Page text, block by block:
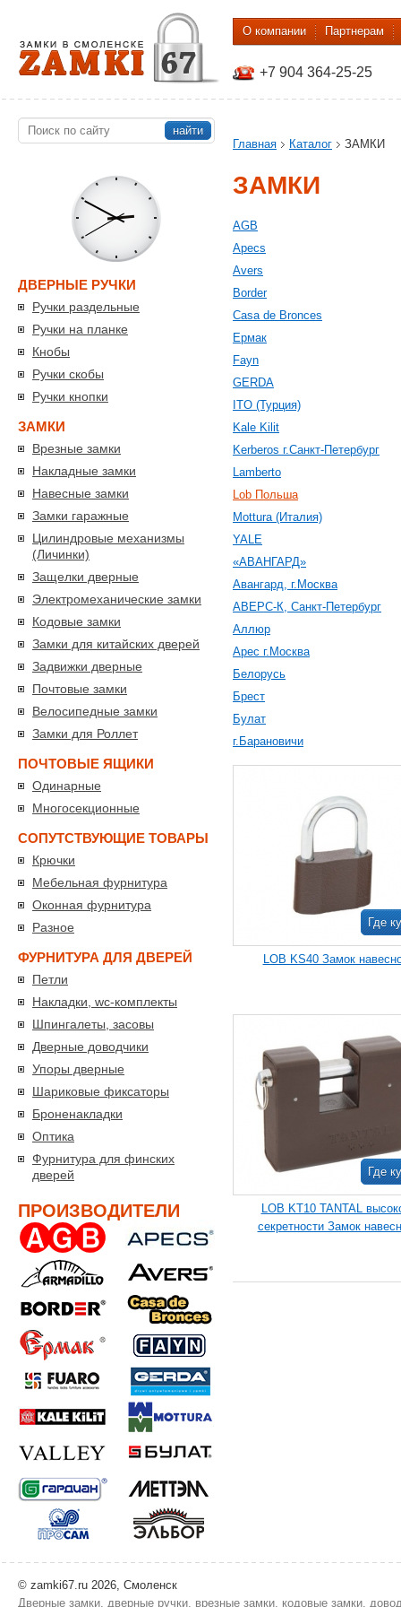
О компании Партнерам
+7 904 364-25-25
найти
ДВЕРНЫЕ РУЧКИ
Ручки раздельные
Ручки на планке
Кнобы
Ручки скобы
Ручки кнопки
ЗАМКИ
Врезные замки
Накладные замки
Навесные замки
Замки гаражные
Цилиндровые механизмы
(Личинки)
Защелки дверные
Электромеханические замки
Кодовые замки
Замки для китайских дверей
Задвижки дверные
Почтовые замки
Велосипедные замки
Замки для Роллет
ПОЧТОВЫЕ ЯЩИКИ
Одинарные
Многосекционные
СОПУТСТВУЮЩИЕ ТОВАРЫ
Крючки
Мебельная фурнитура
Оконная фурнитура
Разное
ФУРНИТУРА ДЛЯ ДВЕРЕЙ
Петли
Накладки, wc-комплекты
Шпингалеты, засовы
Дверные доводчики
Упоры дверные
Шариковые фиксаторы
Броненакладки
Оптика
Фурнитура для финских
дверей
ПРОИЗВОДИТЕЛИ
Главная Каталог ЗАМКИ
ЗАМКИ
AGB
Apecs
Avers
Border
Casa de Bronces
Eрмак
Fayn
GERDA
ITO (Турция)
Kale Kilit
Kerberos г.Санкт-Петербург
Lamberto
Lob Польша
Mottura (Италия)
YALE
«АВАНГАРД»
Авангард, г.Москва
АВЕРС-К, Санкт-Петербург
Аллюр
Арес г.Москва
Белорусь
Брест
Булат
г.Барановичи
Где
LOB KS40 Замок
Где
LOB KT10 TANTAL
секретности Замок
© zamki67.ru 2026, Смоленск
Дверные замки, дверные ручки, врезные замки, кодовые замки,